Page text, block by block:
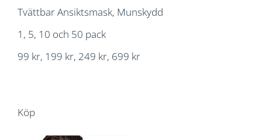
Tvättbar Ansiktsmask, Munskydd
1, 5, 10 och 50 pack
99 kr, 199 kr, 249 kr, 699 kr
Köp